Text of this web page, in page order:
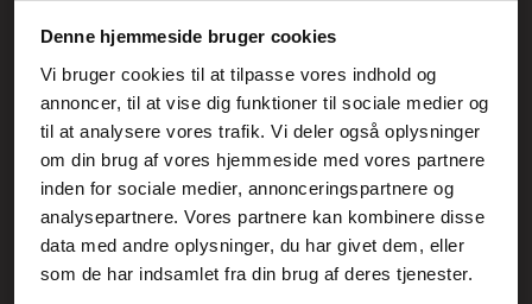
Denne hjemmeside bruger cookies
Vi bruger cookies til at tilpasse vores indhold og
annoncer, til at vise dig funktioner til sociale medier og
til at analysere vores trafik. Vi deler også oplysninger
om din brug af vores hjemmeside med vores partnere
inden for sociale medier, annonceringspartnere og
analysepartnere. Vores partnere kan kombinere disse
data med andre oplysninger, du har givet dem, eller
som de har indsamlet fra din brug af deres tjenester.
kundservice@fcomputer.se
Service- och reklamationsavdelningen:
service@fcomputer.se
Webbplatskarta
Kundcenter
3 veckors returrätt
Ångra köp
Skapa klagomål
Datasäkerhet/cookies